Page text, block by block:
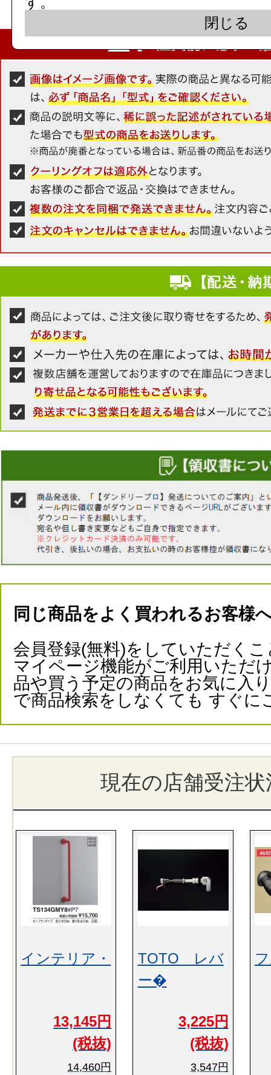
同じ商品をよく買われるお客様
会員登録(無料)をしていただくこ
マイページ機能がご利用いただ
品や買う予定の商品をお気に入
で商品検索をしなくても すぐに
現在の店舗受注状
インテリア・
13,145円
(税抜)
14,460円
TOTO レバ
ー�
3,225円
(税抜)
3,547円
閉じる